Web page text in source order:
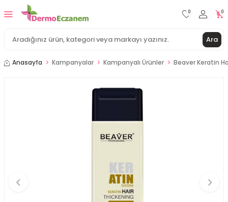
Ara
0 0
Anasayfa Kampanyalar Kampanyalı Ürünler Beaver Keratin